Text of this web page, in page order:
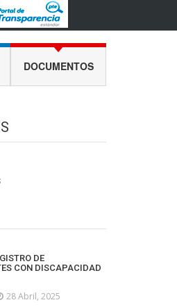
DOCUMENTOS
DE
CON DISCAPACIDAD
28 Abril, 2025